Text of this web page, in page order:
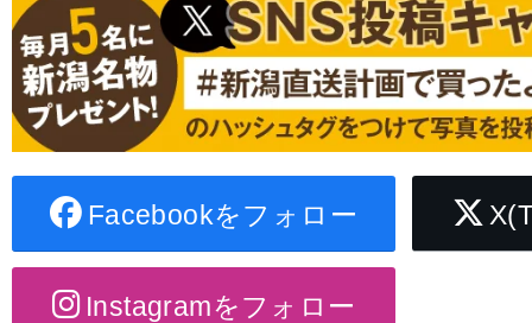
Facebookをフォロー
Instagramをフォロー